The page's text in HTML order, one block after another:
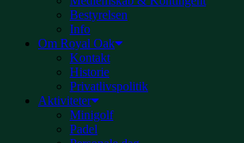
Bestyrelsen
Info
Om Royal Oak
Kontakt
Historie
Privatlivspolitik
Aktiviteter
Minigolf
Padel